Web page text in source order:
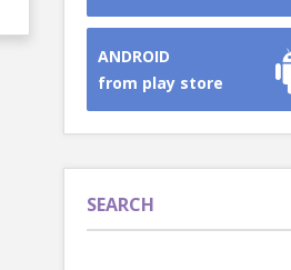
ANDROID
from play store
SEARCH